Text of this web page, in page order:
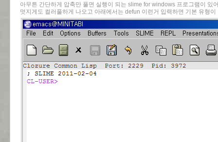
아무튼 간단하게 압축만 풀면 실행이 되는 slime for windows 프로그램이 있
멋지게도 컬러풀하게 나오고 아래에서는 defun 이런거 입력하면 기본 유형이